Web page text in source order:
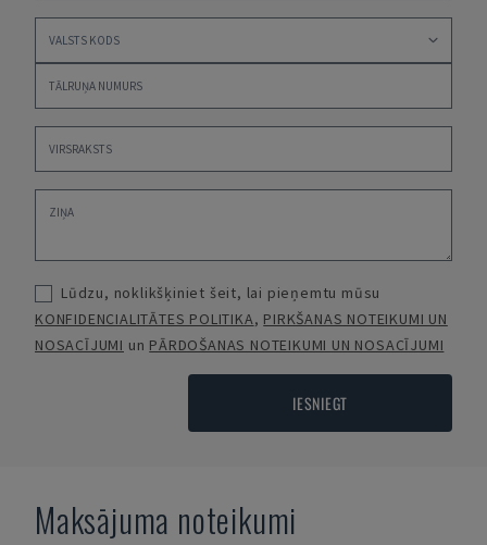
Lūdzu, noklikšķiniet šeit, lai pieņemtu mūsu
KONFIDENCIALITĀTES POLITIKA, PIRKŠANAS NOTEIKUMI UN
NOSACĪJUMI un PĀRDOŠANAS NOTEIKUMI UN NOSACĪJUMI
IESNIEGT
Maksājuma noteikumi